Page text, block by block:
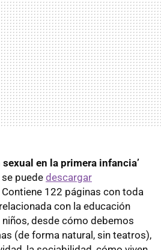
sexual en la primera infancia’
puede descargar
Contiene 122 páginas con toda
con la educación
desde cómo debemos
(de forma natural, sin teatros),